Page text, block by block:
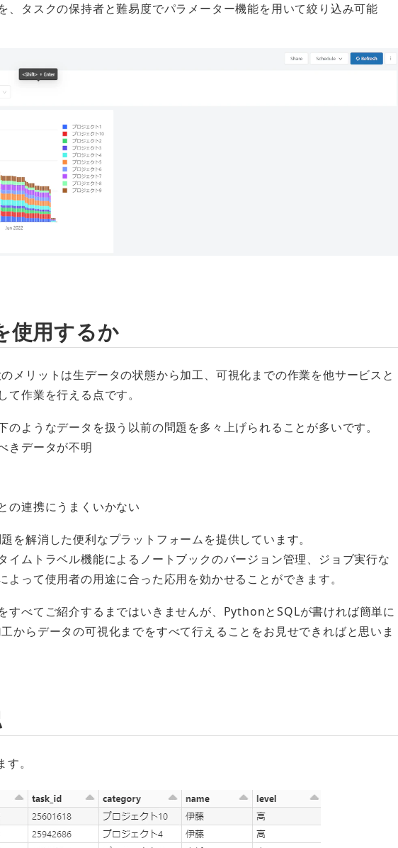
、タスクの保持者と難易度でパラメーター機能を用いて絞り込み可能
用するか
メリットは生データの状態から加工、可視化までの作業を他サービスと
作業を行える点です。
ようなデータを扱う以前の問題を多々上げられることが多いです。
きデータが不明
の連携にうまくいかない
解消した便利なプラットフォームを提供しています。
イムトラベル機能によるノートブックのバージョン管理、ジョブ実行な
よって使用者の用途に合った応用を効かせることができます。
すべてご紹介するまではいきませんが、PythonとSQLが書ければ簡単に
からデータの可視化までをすべて行えることをお見せできればと思いま
。